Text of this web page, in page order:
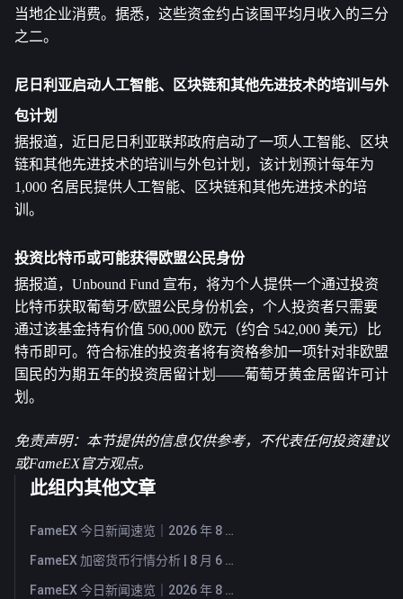
当地企业消费。据悉，这些资金约占该国平均月收入的三分
之二。
尼日利亚启动人工智能、区块链和其他先进技术的培训与外
包计划
据报道，近日尼日利亚联邦政府启动了一项人工智能、区块
链和其他先进技术的培训与外包计划，该计划预计每年为
1,000 名居民提供人工智能、区块链和其他先进技术的培
训。
投资比特币或可能获得欧盟公民身份
据报道，Unbound Fund 宣布，将为个人提供一个通过投资
比特币获取葡萄牙/欧盟公民身份机会，个人投资者只需要
通过该基金持有价值 500,000 欧元（约合 542,000 美元）比
特币即可。符合标准的投资者将有资格参加一项针对非欧盟
国民的为期五年的投资居留计划——葡萄牙黄金居留许可计
划。
免责声明：本节提供的信息仅供参考，不代表任何投资建议
或FameEX官方观点。
此组内其他文章
FameEX 今日新闻速览｜2026 年 8 月 7 日
FameEX 加密货币行情分析 | 8 月 6 日, 2026
FameEX 今日新闻速览｜2026 年 8 月 6 日